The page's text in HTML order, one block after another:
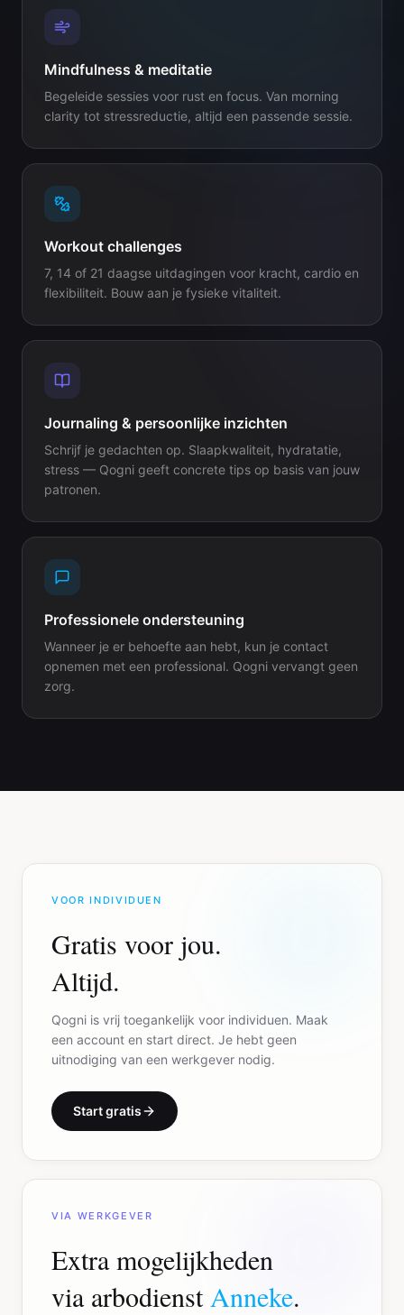
Mindfulness & meditatie
Begeleide sessies voor rust en focus. Van morning
clarity tot stressreductie, altijd een passende sessie.
Workout challenges
7, 14 of 21 daagse uitdagingen voor kracht, cardio en
flexibiliteit. Bouw aan je fysieke vitaliteit.
Journaling & persoonlijke inzichten
Schrijf je gedachten op. Slaapkwaliteit, hydratatie,
stress — Qogni geeft concrete tips op basis van jouw
patronen.
Professionele ondersteuning
Wanneer je er behoefte aan hebt, kun je contact
opnemen met een professional. Qogni vervangt geen
zorg.
VOOR INDIVIDUEN
Gratis voor jou.
Altijd.
Qogni is vrij toegankelijk voor individuen. Maak
een account en start direct. Je hebt geen
uitnodiging van een werkgever nodig.
Start gratis
VIA WERKGEVER
Extra mogelijkheden
via arbodienst Anneke.